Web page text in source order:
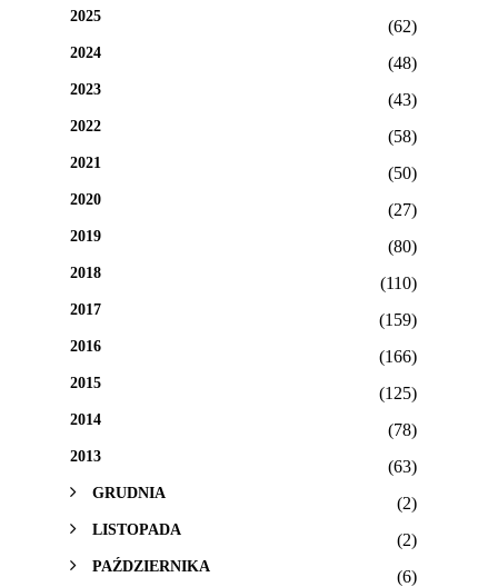
2025
(62)
2024
(48)
2023
(43)
2022
(58)
2021
(50)
2020
(27)
2019
(80)
2018
(110)
2017
(159)
2016
(166)
2015
(125)
2014
(78)
2013
(63)
GRUDNIA
(2)
LISTOPADA
(2)
PAŹDZIERNIKA
(6)